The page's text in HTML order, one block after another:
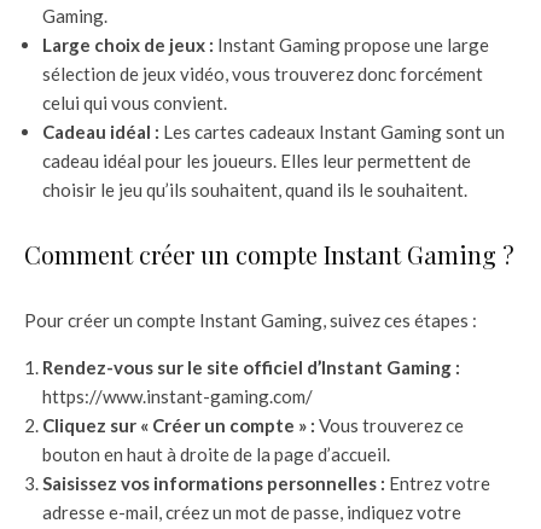
Gaming.
Large choix de jeux : Instant Gaming propose une large
sélection de jeux vidéo, vous trouverez donc forcément
celui qui vous convient.
Cadeau idéal : Les cartes cadeaux Instant Gaming sont un
cadeau idéal pour les joueurs. Elles leur permettent de
choisir le jeu qu’ils souhaitent, quand ils le souhaitent.
Comment créer un compte Instant Gaming ?
Pour créer un compte Instant Gaming, suivez ces étapes :
Rendez-vous sur le site officiel d’Instant Gaming :
https://www.instant-gaming.com/
Cliquez sur « Créer un compte » : Vous trouverez ce
bouton en haut à droite de la page d’accueil.
Saisissez vos informations personnelles : Entrez votre
adresse e-mail, créez un mot de passe, indiquez votre